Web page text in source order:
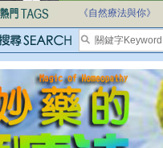
《自然療法與你》